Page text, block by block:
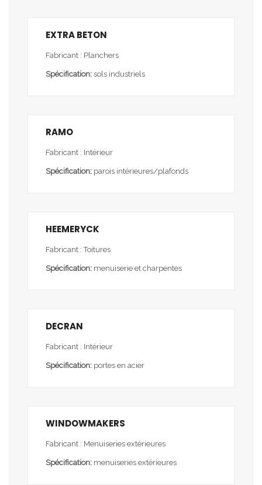
EXTRA BETON
Fabricant : Planchers
Spécification: sols industriels
RAMO
Fabricant : Intérieur
Spécification: parois intérieures/plafonds
HEEMERYCK
Fabricant : Toitures
Spécification: menuiserie et charpentes
DECRAN
Fabricant : Intérieur
Spécification: portes en acier
WINDOWMAKERS
Fabricant : Menuiseries extérieures
Spécification: menuiseries extérieures